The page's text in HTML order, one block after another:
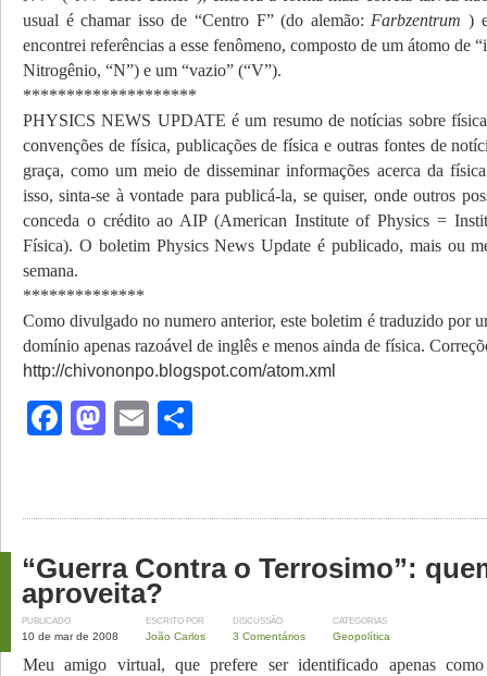
usual é chamar isso de “Centro F” (do alemão:Farbzentrum)
encontrei referências a esse fenômeno, composto de um átomo de
Nitrogênio, “N”) e um “vazio” (“V”).
********************
PHYSICS NEWS UPDATE é um resumo de notícias sobre
convenções de física, publicações de física e outras fontes de
graça, como um meio de disseminar informações acerca da
isso, sinta-se à vontade para publicá-la, se quiser, onde outros
conceda o crédito ao AIP (American Institute of Physics =
Física). O boletim Physics News Update é publicado, mais ou
semana.
**************
Como divulgado no numero anterior, este boletim é traduzido por
domínio apenas razoável de inglês e menos ainda de física.
http://chivononpo.blogspot.com/atom.xml
Facebook
Mastodon
Email
“Guerra Contra o Terrosimo”:
aproveita?
PUBLICADO
10 de mar de 2008
ESCRITO POR
João Carlos
DISCUSSÃO
3 Comentários
CATEGORIAS
Geopolítica
Meu amigo virtual, que prefere ser identificado apenas